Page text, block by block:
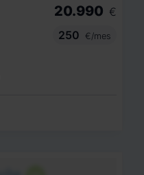
20.990 €
250
€/mes